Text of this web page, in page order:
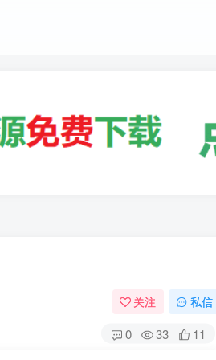
关注 私信
0 33 11